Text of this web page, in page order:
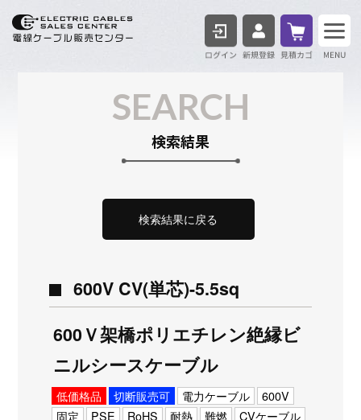
ログイン 見積
SEARCH
検索結果
検索結果に戻る
600V CV(単芯)-5.5sq
600Ｖ架橋ポリエチレン絶縁ビ
ニルシースケーブル
低価格品 切断販売可 電力ケーブル
600V
固定
PSE RoHS 耐熱 難燃
CVケーブル